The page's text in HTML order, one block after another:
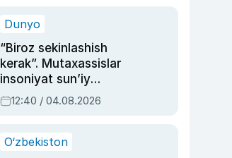
Dunyo
“Biroz sekinlashish
kerak”. Mutaxassislar
insoniyat sun’iy
intellektni boshqara
olmay qolishidan xavotir
12:40 / 04.08.2026
O‘zbekiston